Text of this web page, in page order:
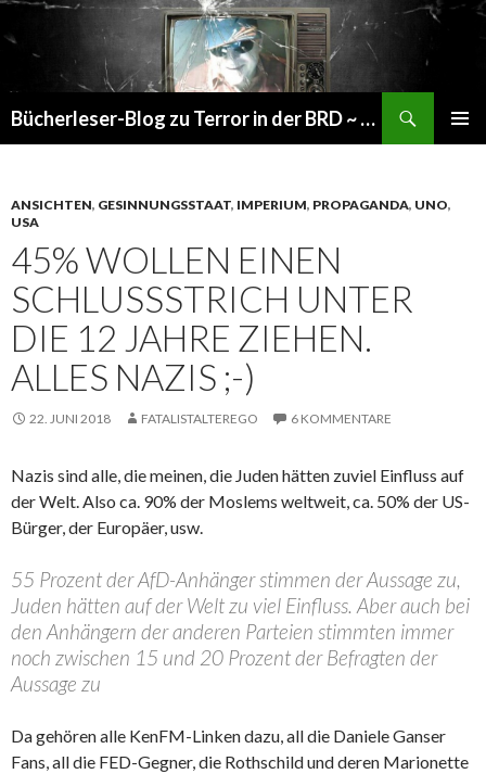
Bücherleser-Blog zu Terror in der BRD ~ die gemachte Realität
ANSICHTEN, GESINNUNGSSTAAT, IMPERIUM, PROPAGANDA, UNO,
USA
45% WOLLEN EINEN
SCHLUSSSTRICH UNTER
DIE 12 JAHRE ZIEHEN.
ALLES NAZIS ;-)
22. JUNI 2018 FATALISTALTEREGO 6 KOMMENTARE
Nazis sind alle, die meinen, die Juden hätten zuviel Einfluss auf
der Welt. Also ca. 90% der Moslems weltweit, ca. 50% der US-
Bürger, der Europäer, usw.
55 Prozent der AfD-Anhänger stimmen der Aussage zu,
Juden hätten auf der Welt zu viel Einfluss. Aber auch bei
den Anhängern der anderen Parteien stimmten immer
noch zwischen 15 und 20 Prozent der Befragten der
Aussage zu
Da gehören alle KenFM-Linken dazu, all die Daniele Ganser
Fans, all die FED-Gegner, die Rothschild und deren Marionette